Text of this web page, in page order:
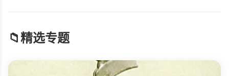
📁精选专题